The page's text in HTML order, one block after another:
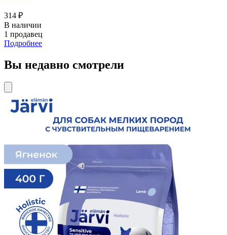
314 ₽
В наличии
1 продавец
Подробнее
Вы недавно смотрели